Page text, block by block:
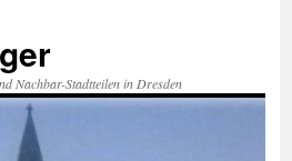
Nachbar-Stadtteilen in Dresden